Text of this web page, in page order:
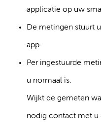
applicatie op uw
De metingen stuurt
app.
Per ingestuurde
u normaal is.
Wijkt de gemeten
nodig contact met u